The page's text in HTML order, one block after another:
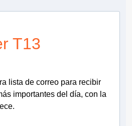
T13
lista de correo para recibir
importantes del día, con la